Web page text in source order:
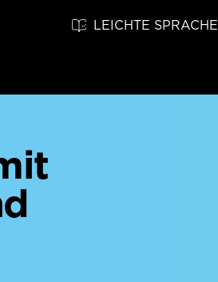
LEICHTE SPRACHE